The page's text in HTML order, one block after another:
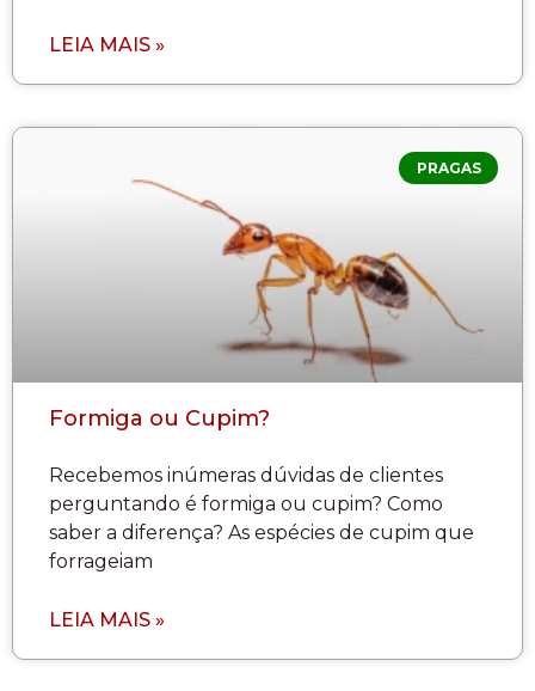
LEIA MAIS »
PRAGAS
Formiga ou Cupim?
Recebemos inúmeras dúvidas de clientes
perguntando é formiga ou cupim? Como
saber a diferença? As espécies de cupim que
forrageiam
LEIA MAIS »